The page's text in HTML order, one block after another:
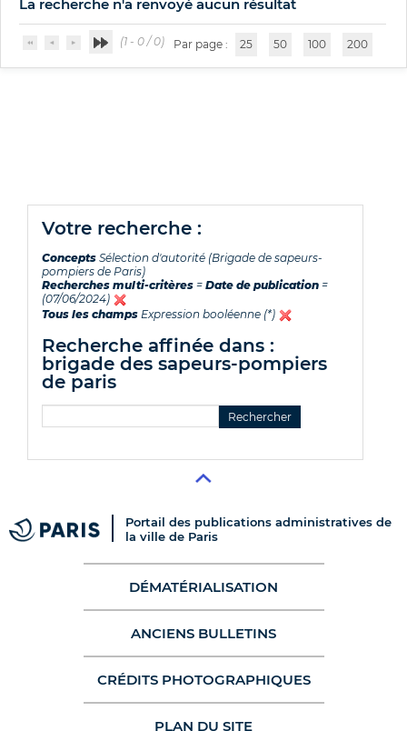
La recherche n'a renvoyé aucun résultat
(1 - 0 / 0) Par page : 25 50 100 200
votre recherche :
Concepts Sélection d'autorité (Brigade de sapeurs-
pompiers de Paris)
Recherches multi-critères = Date de publication =
(07/06/2024)
Tous les champs Expression booléenne (*)
recherche affinée dans :
brigade des sapeurs-pompiers
de paris
Portail des publications administratives de
la ville de Paris
DÉMATÉRIALISATION
ANCIENS BULLETINS
CRÉDITS PHOTOGRAPHIQUES
PLAN DU SITE